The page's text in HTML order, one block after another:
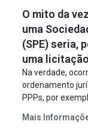
O mito da
uma
(SPE) seria,
uma
Na verdade,
ordenamento
PPPs, por
Mais